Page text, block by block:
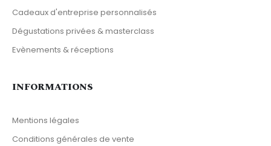
Cadeaux d'entreprise personnalisés
Dégustations privées & masterclass
Evènements & réceptions
INFORMATIONS
Mentions légales
Conditions générales de vente